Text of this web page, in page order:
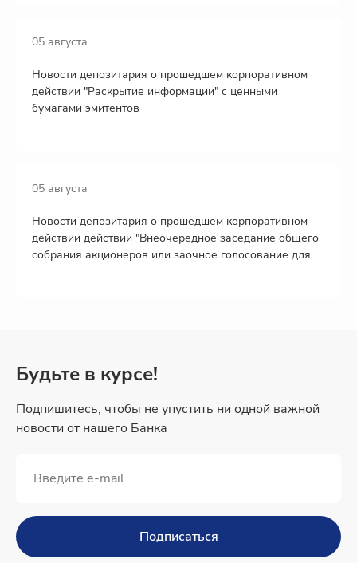
05 августа
Новости депозитария о прошедшем корпоративном
действии "Раскрытие информации" с ценными
бумагами эмитентов
05 августа
Новости депозитария о прошедшем корпоративном
действии действии "Внеочередное заседание общего
собрания акционеров или заочное голосование для
Будьте в курсе!
Подпишитесь, чтобы не упустить ни одной важной
новости от нашего Банка
Подписаться